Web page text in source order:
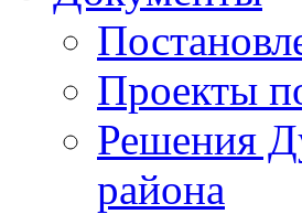
Проекты
Решения
района